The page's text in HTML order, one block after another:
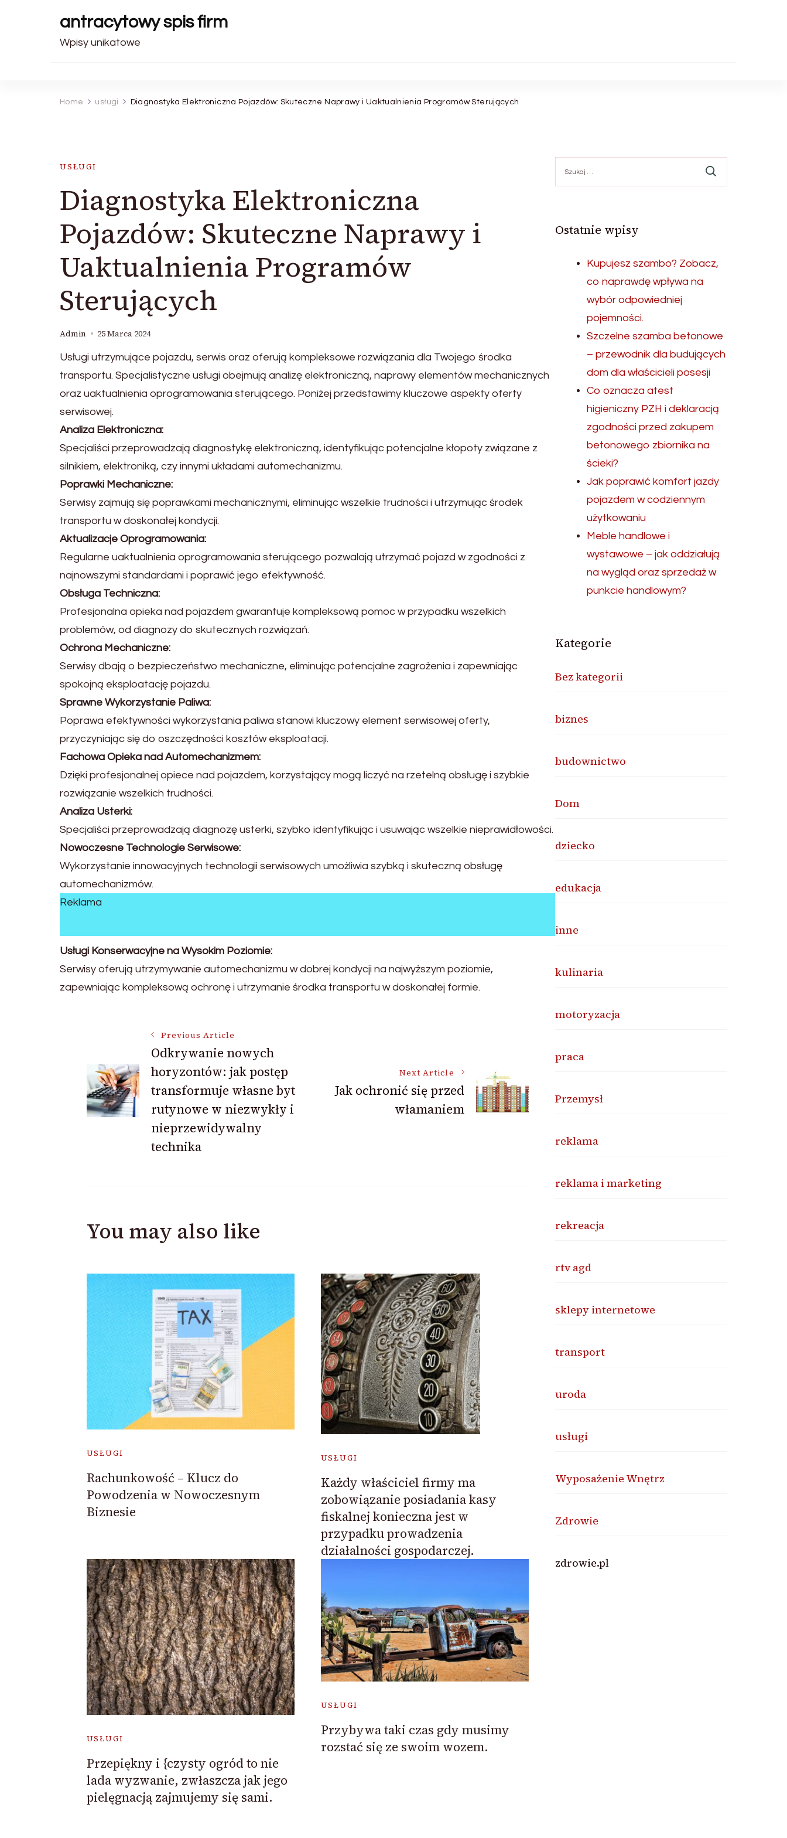
antracytowy spis firm
Wpisy unikatowe
Home usługi Diagnostyka Elektroniczna Pojazdów: Skuteczne Naprawy i Uaktualnienia Programów Sterujących
USŁUGI
Diagnostyka Elektroniczna
Pojazdów: Skuteczne Naprawy i
Uaktualnienia Programów
Sterujących
Admin 25 Marca 2024
Usługi utrzymujące pojazdu, serwis oraz oferują kompleksowe rozwiązania dla Twojego środka
transportu. Specjalistyczne usługi obejmują analizę elektroniczną, naprawy elementów mechanicznych
oraz uaktualnienia oprogramowania sterującego. Poniżej przedstawimy kluczowe aspekty oferty
serwisowej.
Analiza Elektroniczna:
Specjaliści przeprowadzają diagnostykę elektroniczną, identyfikując potencjalne kłopoty związane z
silnikiem, elektroniką, czy innymi układami automechanizmu.
Poprawki Mechaniczne:
Serwisy zajmują się poprawkami mechanicznymi, eliminując wszelkie trudności i utrzymując środek
transportu w doskonałej kondycji.
Aktualizacje Oprogramowania:
Regularne uaktualnienia oprogramowania sterującego pozwalają utrzymać pojazd w zgodności z
najnowszymi standardami i poprawić jego efektywność.
Obsługa Techniczna:
Profesjonalna opieka nad pojazdem gwarantuje kompleksową pomoc w przypadku wszelkich
problemów, od diagnozy do skutecznych rozwiązań.
Ochrona Mechaniczne:
Serwisy dbają o bezpieczeństwo mechaniczne, eliminując potencjalne zagrożenia i zapewniając
spokojną eksploatację pojazdu.
Sprawne Wykorzystanie Paliwa:
Poprawa efektywności wykorzystania paliwa stanowi kluczowy element serwisowej oferty,
przyczyniając się do oszczędności kosztów eksploatacji.
Fachowa Opieka nad Automechanizmem:
Dzięki profesjonalnej opiece nad pojazdem, korzystający mogą liczyć na rzetelną obsługę i szybkie
rozwiązanie wszelkich trudności.
Analiza Usterki:
Specjaliści przeprowadzają diagnozę usterki, szybko identyfikując i usuwając wszelkie nieprawidłowości.
Nowoczesne Technologie Serwisowe:
Wykorzystanie innowacyjnych technologii serwisowych umożliwia szybką i skuteczną obsługę
automechanizmów.
Reklama
Usługi Konserwacyjne na Wysokim Poziomie:
Serwisy oferują utrzymywanie automechanizmu w dobrej kondycji na najwyższym poziomie,
zapewniając kompleksową ochronę i utrzymanie środka transportu w doskonałej formie.
Navigation
Previous Article
Odkrywanie nowych
horyzontów: jak postęp
transformuje własne byt
rutynowe w niezwykły i
nieprzewidywalny
technika
Next Article
Jak ochronić się przed
włamaniem
You may also like
USŁUGI
Rachunkowość – Klucz do
Powodzenia w Nowoczesnym
Biznesie
USŁUGI
Każdy właściciel firmy ma
zobowiązanie posiadania kasy
fiskalnej konieczna jest w
przypadku prowadzenia
działalności gospodarczej.
USŁUGI
Przepiękny i {czysty ogród to nie
lada wyzwanie, zwłaszcza jak jego
pielęgnacją zajmujemy się sami.
USŁUGI
Przybywa taki czas gdy musimy
rozstać się ze swoim wozem.
Ostatnie wpisy
Kupujesz szambo? Zobacz,
co naprawdę wpływa na
wybór odpowiedniej
pojemności.
Szczelne szamba betonowe
– przewodnik dla budujących
dom dla właścicieli posesji
Co oznacza atest
higieniczny PZH i deklaracją
zgodności przed zakupem
betonowego zbiornika na
ścieki?
Jak poprawić komfort jazdy
pojazdem w codziennym
użytkowaniu
Meble handlowe i
wystawowe – jak oddziałują
na wygląd oraz sprzedaż w
punkcie handlowym?
Kategorie
Bez kategorii
biznes
budownictwo
Dom
dziecko
edukacja
inne
kulinaria
motoryzacja
praca
Przemysł
reklama
reklama i marketing
rekreacja
rtv agd
sklepy internetowe
transport
uroda
usługi
Wyposażenie Wnętrz
Zdrowie
zdrowie.pl